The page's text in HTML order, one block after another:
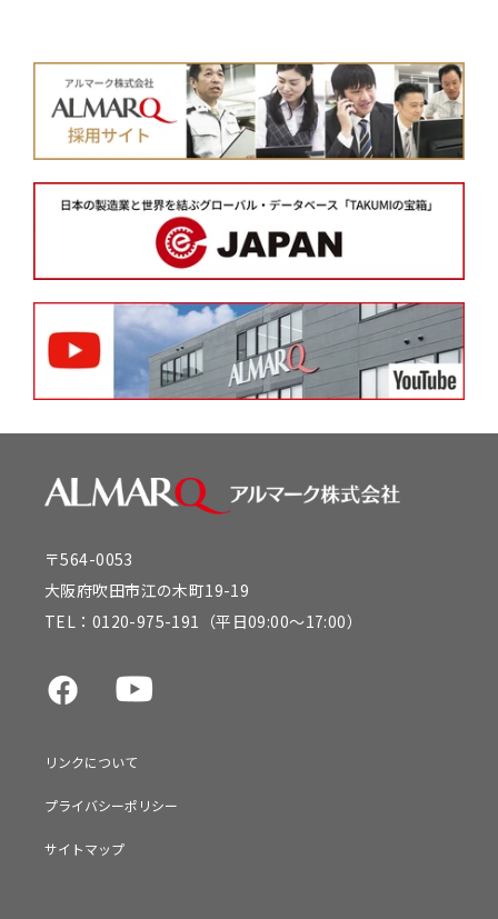
〒564-0053
大阪府吹田市江の木町19-19
TEL： 0120-975-191 （平日09:00～17:00）
リンクについて
プライバシーポリシー
サイトマップ